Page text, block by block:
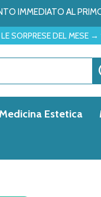
IMMEDIATO AL
DEL MESE → ✨
Estetica